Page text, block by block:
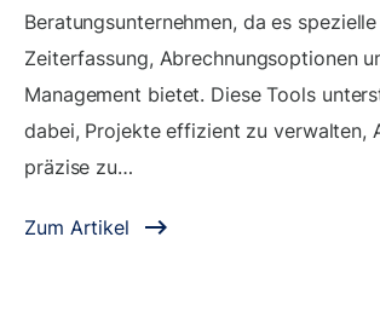
Beratungsunternehmen, da es
Zeiterfassung, Abrechnungsoptionen
Management bietet. Diese Tools
dabei, Projekte effizient zu verwalten,
präzise zu…
Zum Artikel